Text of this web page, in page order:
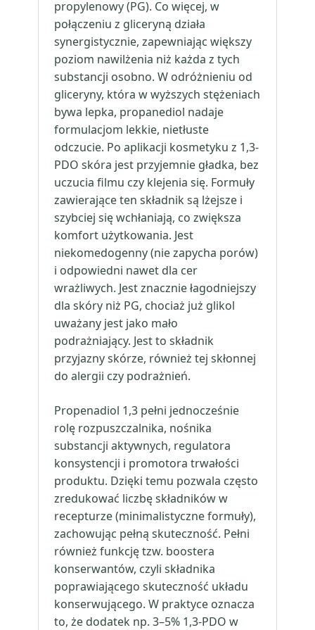
propylenowy (PG). Co więcej, w
połączeniu z gliceryną działa
synergistycznie, zapewniając większy
poziom nawilżenia niż każda z tych
substancji osobno. W odróżnieniu od
gliceryny, która w wyższych stężeniach
bywa lepka, propanediol nadaje
formulacjom lekkie, nietłuste
odczucie. Po aplikacji kosmetyku z 1,3-
PDO skóra jest przyjemnie gładka, bez
uczucia filmu czy klejenia się. Formuły
zawierające ten składnik są lżejsze i
szybciej się wchłaniają, co zwiększa
komfort użytkowania. Jest
niekomedogenny (nie zapycha porów)
i odpowiedni nawet dla cer
wrażliwych. Jest znacznie łagodniejszy
dla skóry niż PG, chociaż już glikol
uważany jest jako mało
podrażniający. Jest to składnik
przyjazny skórze, również tej skłonnej
do alergii czy podrażnień.
Propenadiol 1,3 pełni jednocześnie
rolę rozpuszczalnika, nośnika
substancji aktywnych, regulatora
konsystencji i promotora trwałości
produktu. Dzięki temu pozwala często
zredukować liczbę składników w
recepturze (minimalistyczne formuły),
zachowując pełną skuteczność. Pełni
również funkcję tzw. boostera
konserwantów, czyli składnika
poprawiającego skuteczność układu
konserwującego. W praktyce oznacza
to, że dodatek np. 3–5% 1,3-PDO w